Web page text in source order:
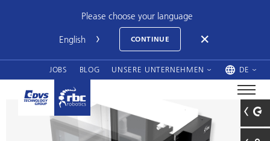
Please choose your language
CONTINUE
JOBS BLOG UNSERE UNTERNEHMEN DE